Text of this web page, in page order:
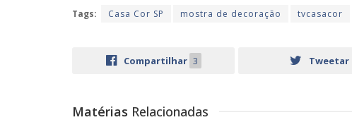
Tags: Casa Cor SP mostra de decoração tvcasacor
Compartilhar 3 Tweetar
Matérias Relacionadas